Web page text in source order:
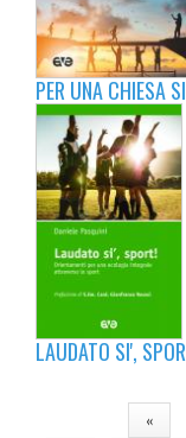
PER UNA CHIESA
LAUDATO SI',
«